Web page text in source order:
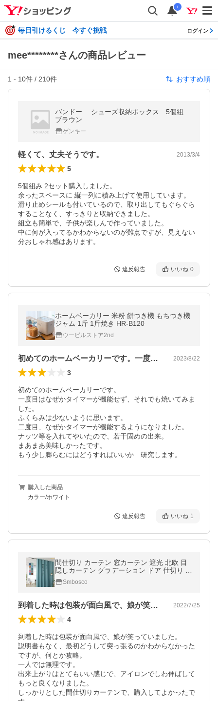
i
毎日引けるくじ 今すぐ挑戦 ログイン
mee********さんの商品レビュー
1 - 10件 / 210件 おすすめ順
バンドー シューズ収納ボックス 5個組
ブラウン
ゲンキー
軽くて、丈夫そうです。 2013/3/4
5
5個組み 2セット購入しました。
余ったスペースに 縦一列に積み上げて使用しています。
滑り止めシールも付いているので、取り出してもぐらぐら
することなく、すっきりと収納できました。
組立も簡単で、子供が楽しんで作っていました。
中に何が入ってるかわからないのが難点ですが、見えない
分おしゃれ感はあります。
違反報告 いいね 0
ホームベーカリー 米粉 餅つき機 もちつき機
ジャム 1斤 1斤焼き HR-B120
ウービルストア2nd
初めてのホームベーカリーです。一度目は… 2023/8/22
3
初めてのホームベーカリーです。
一度目はなぜかタイマーが機能せず、それでも焼いてみま
した。
ふくらみは少ないように思います。
二度目、なぜかタイマーが機能するようになりました。
ナッツ等を入れてやいたので、若干固めの出来。
まあまあ美味しかったです。
もう少し膨らむにはどうすればいいか　研究します。
購入した商品
カラー/ホワイト
違反報告 いいね 1
間仕切り カーテン 窓カーテン 遮光 北欧 目
隠しカーテン グラデーション ドア 仕切り カ
ーテン 玄関 部屋設計 試着室 断熱 室内飾り
Smbosco
到着した時は包装が面白風で、娘が笑って… 2022/7/25
4
到着した時は包装が面白風で、娘が笑っていました。
説明書もなく、最初どうして突っ張るのかわからなかった
ですが、何とか攻略。
一人では無理です。
出来上がりはとてもいい感じで、アイロンでしわ伸ばして
もっと良くなりました。
しっかりとした間仕切りカーテンで、購入してよかったで